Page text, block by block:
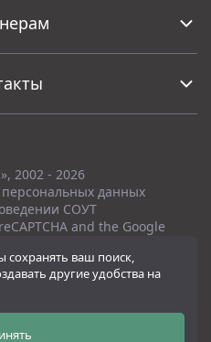
2002 - 2026
данных
СОУТ
and the Google
касающаяся технических
каких условиях не является
положениями Статьи 437(2)
сохранять ваш поиск,
другие удобства на